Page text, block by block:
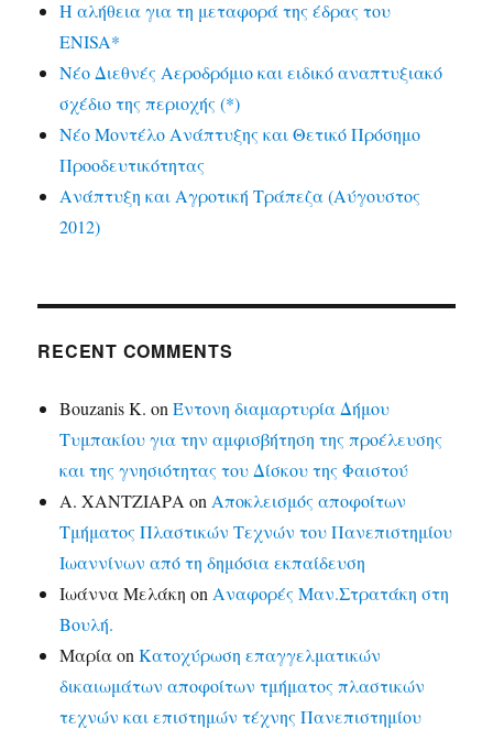
Η αλήθεια για τη μεταφορά της έδρας του
ENISA*
Νέο Διεθνές Αεροδρόμιο και ειδικό αναπτυξιακό
σχέδιο της περιοχής (*)
Νέο Μοντέλο Ανάπτυξης και Θετικό Πρόσημο
Προοδευτικότητας
Ανάπτυξη και Αγροτική Τράπεζα (Αύγουστος
2012)
RECENT COMMENTS
Bouzanis K. onΈντονη διαμαρτυρία Δήμου
Τυμπακίου για την αμφισβήτηση της προέλευσης
και της γνησιότητας του Δίσκου της Φαιστού
Α. ΧΑΝΤΖΙΑΡΑ on Αποκλεισμός αποφοίτων
Τμήματος Πλαστικών Τεχνών του Πανεπιστημίου
Ιωαννίνων από τη δημόσια εκπαίδευση
Ιωάννα Μελάκη on Αναφορές Μαν.Στρατάκη στη
Βουλή.
ΜαρίαonΚατοχύρωση επαγγελματικών
δικαιωμάτων αποφοίτων τμήματος πλαστικών
τεχνών και επιστημών τέχνης Πανεπιστημίου